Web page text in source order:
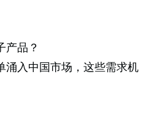
产品？
涌入中国市场，这些需求机